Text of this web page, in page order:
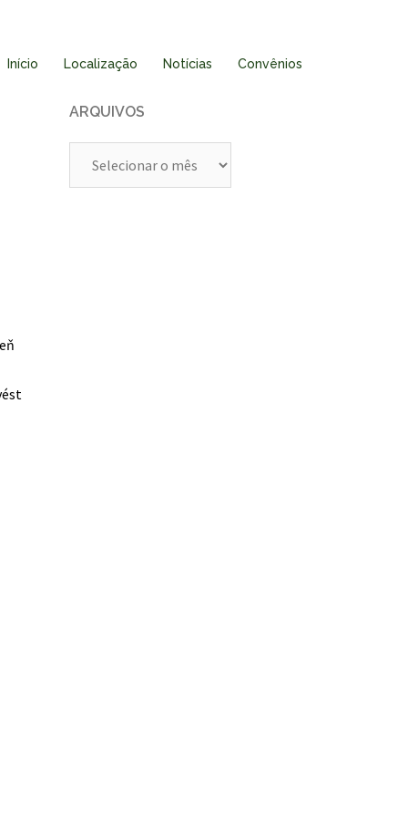
Início Localização Notícias Convênios
ARQUIVOS